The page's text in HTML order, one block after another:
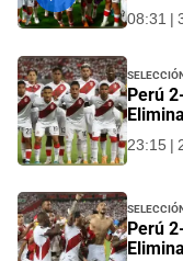
08:31 |
Perú
23:15 |
Perú